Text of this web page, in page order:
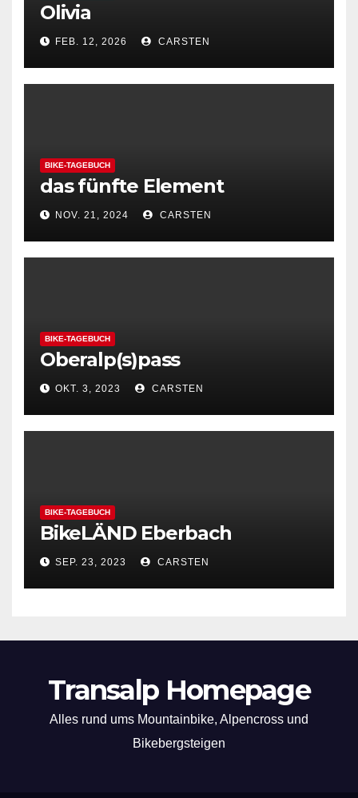
Olivia
FEB. 12, 2026 CARSTEN
BIKE-TAGEBUCH
das fünfte Element
NOV. 21, 2024 CARSTEN
BIKE-TAGEBUCH
Oberalp(s)pass
OKT. 3, 2023 CARSTEN
BIKE-TAGEBUCH
BikeLÄND Eberbach
SEP. 23, 2023 CARSTEN
Transalp Homepage
Alles rund ums Mountainbike, Alpencross und
Bikebergsteigen